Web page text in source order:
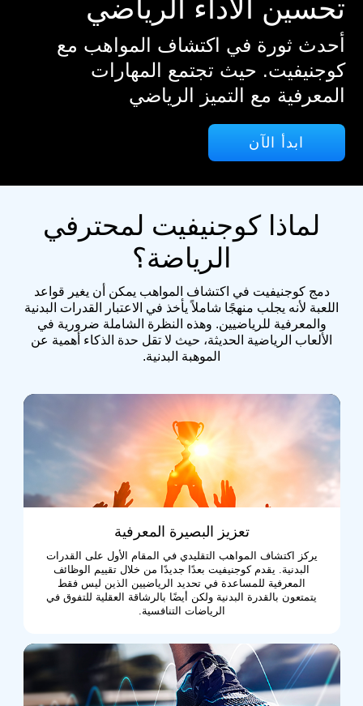
تحسين الأداء الرياضي
أحدث ثورة في اكتشاف المواهب مع
كوجنيفيت. حيث تجتمع المهارات
المعرفية مع التميز الرياضي
ابدأ الآن
لماذا كوجنيفيت لمحترفي
الرياضة؟
دمج كوجنيفيت في اكتشاف المواهب يمكن أن يغير قواعد
اللعبة لأنه يجلب منهجًا شاملاً يأخذ في الاعتبار القدرات البدنية
والمعرفية للرياضيين. وهذه النظرة الشاملة ضرورية في
الألعاب الرياضية الحديثة، حيث لا تقل حدة الذكاء أهمية عن
الموهبة البدنية.
تعزيز البصيرة المعرفية
يركز اكتشاف المواهب التقليدي في المقام الأول على القدرات
البدنية. يقدم كوجنيفيت بعدًا جديدًا من خلال تقييم الوظائف
المعرفية للمساعدة في تحديد الرياضيين الذين ليس فقط
يتمتعون بالقدرة البدنية ولكن أيضًا بالرشاقة العقلية للتفوق في
الرياضات التنافسية.